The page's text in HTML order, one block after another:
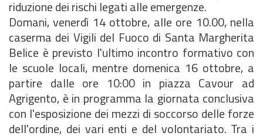
riduzione dei rischi legati alle emergenze.
Domani, venerdì 14 ottobre, alle ore 10.00, nella
caserma dei Vigili del Fuoco di Santa Margherita
Belice è previsto l'ultimo incontro formativo con
le scuole locali, mentre domenica 16 ottobre, a
partire dalle ore 10:00 in piazza Cavour ad
Agrigento, è in programma la giornata conclusiva
con l'esposizione dei mezzi di soccorso delle forze
dell'ordine, dei vari enti e del volontariato. Tra i